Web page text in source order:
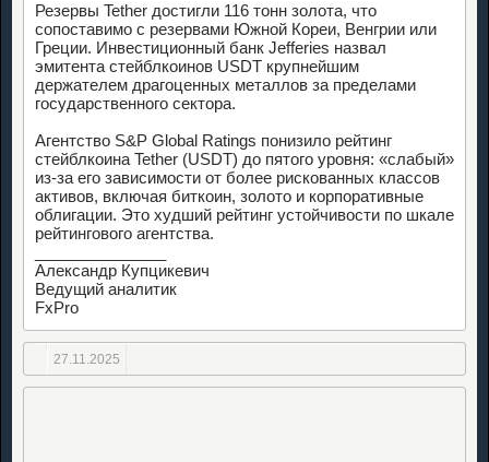
Резервы Tether достигли 116 тонн золота, что
сопоставимо с резервами Южной Кореи, Венгрии или
Греции. Инвестиционный банк Jefferies назвал
эмитента стейблкоинов USDT крупнейшим
держателем драгоценных металлов за пределами
государственного сектора.
Агентство S&P Global Ratings понизило рейтинг
стейблкоина Tether (USDT) до пятого уровня: «слабый»
из-за его зависимости от более рискованных классов
активов, включая биткоин, золото и корпоративные
облигации. Это худший рейтинг устойчивости по шкале
рейтингового агентства.
Александр Купцикевич
Ведущий аналитик
FxPro
27.11.2025